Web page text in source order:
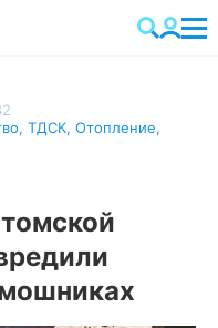
, ТДСК, Отопление,